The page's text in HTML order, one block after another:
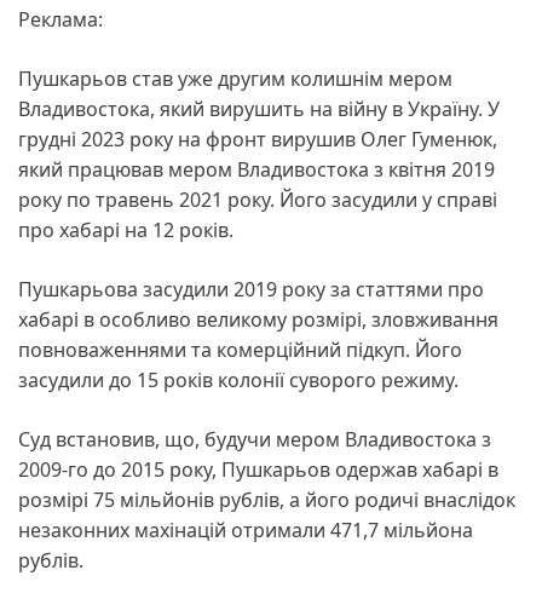
Реклама:
Пушкарьов став уже другим колишнім мером
Владивостока, який вирушить на війну в Україну. У
грудні 2023 року на фронт вирушив Олег Гуменюк,
який працював мером Владивостока з квітня 2019
року по травень 2021 року. Його засудили у справі
про хабарі на 12 років.
Пушкарьова засудили 2019 року за статтями про
хабарі в особливо великому розмірі, зловживання
повноваженнями та комерційний підкуп. Його
засудили до 15 років колонії суворого режиму.
Суд встановив, що, будучи мером Владивостока з
2009-го до 2015 року, Пушкарьов одержав хабарі в
розмірі 75 мільйонів рублів, а його родичі внаслідок
незаконних махінацій отримали 471,7 мільйона
рублів.